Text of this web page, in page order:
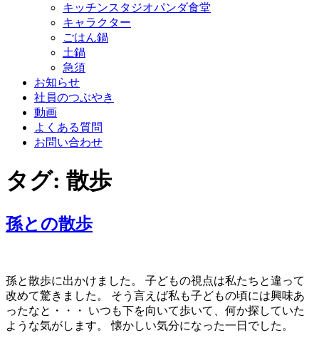
キッチンスタジオパンダ食堂
キャラクター
ごはん鍋
土鍋
急須
お知らせ
社員のつぶやき
動画
よくある質問
お問い合わせ
タグ: 散歩
孫との散歩
孫と散歩に出かけました。 子どもの視点は私たちと違って
改めて驚きました。 そう言えば私も子どもの頃には興味あ
ったなと・・・ いつも下を向いて歩いて、何か探していた
ような気がします。 懐かしい気分になった一日でした。